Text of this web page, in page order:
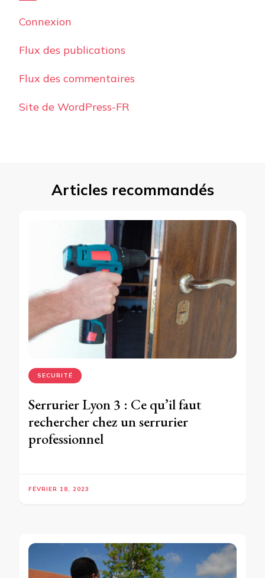
Connexion
Flux des publications
Flux des commentaires
Site de WordPress-FR
Articles recommandés
SECURITÉ
Serrurier Lyon 3 : Ce qu’il faut
rechercher chez un serrurier
professionnel
FÉVRIER 18, 2023